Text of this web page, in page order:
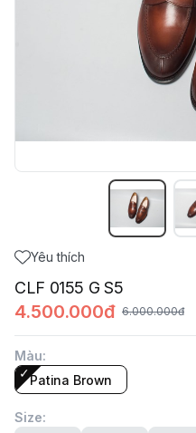
Yêu thích
CLF 0155 G S5
4.500.000đ 6.000.000đ
Màu:
Patina Brown
Size: